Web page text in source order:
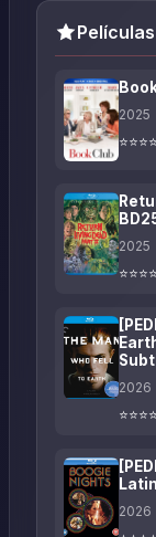
2025
2025
2026
2026